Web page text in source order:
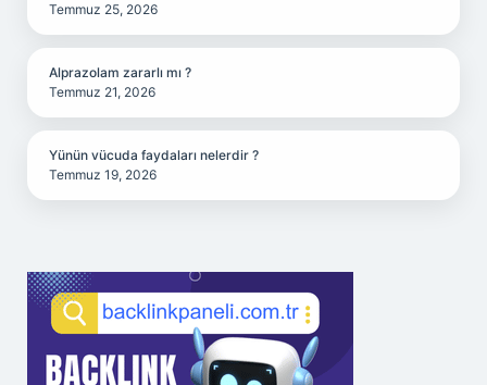
Temmuz 25, 2026
Alprazolam zararlı mı ?
Temmuz 21, 2026
Yünün vücuda faydaları nelerdir ?
Temmuz 19, 2026